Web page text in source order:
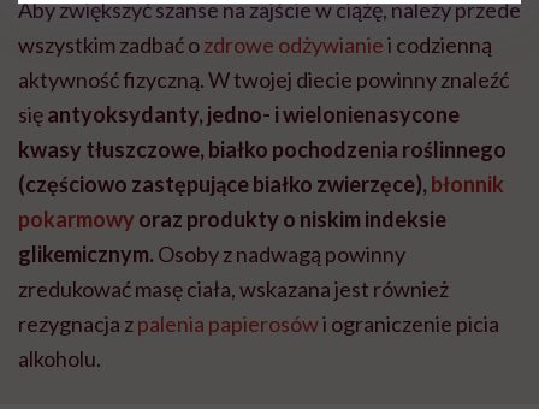
Aby zwiększyć szanse na zajście w ciążę, należy przede
wszystkim zadbać ozdrowe odżywianiei codzienną
aktywność fizyczną. W twojej diecie powinny znaleźć
sięantyoksydanty, jedno- i wielonienasycone
kwasy tłuszczowe, białko pochodzenia roślinnego
(częściowo zastępujące białko zwierzęce), błonnik
pokarmowy oraz produkty o niskim indeksie
glikemicznym. Osoby z nadwagą powinny
zredukować masę ciała, wskazana jest również
rezygnacja zpalenia papierosówi ograniczenie picia
alkoholu.